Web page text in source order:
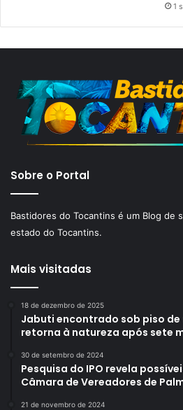
1
Sobre o Portal
Bastidores do Tocantins é um Blog de
estado do Tocantins.
Mais visitadas
18 de dezembro de 2025
Jabuti encontrado sob piso
retorna à natureza após sete
30 de setembro de 2024
Pesquisa do IPO revela
Câmara de Vereadores de
21 de novembro de 2024